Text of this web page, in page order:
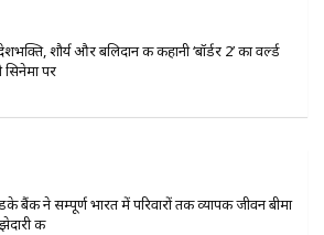
शौर्य और बलिदान की कहानी ‘बॉर्डर 2’ का वर्ल्ड
सिनेमा पर
ने सम्पूर्ण भारत में परिवारों तक व्यापक जीवन बीमा
की